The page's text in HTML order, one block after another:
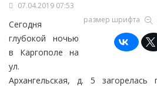
07.04.2019 07:53
размер шрифта
Сегодня
глубокой ночью
в Каргополе на
ул.
Архангельская, д. 5 загорелась